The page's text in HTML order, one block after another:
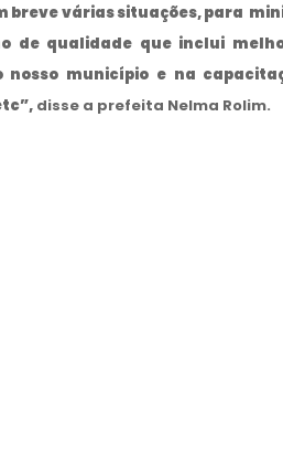
breve várias situações, para
de qualidade que inclui
nosso município e na
disse a prefeita Nelma Rolim.